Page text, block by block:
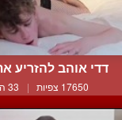
דדי אוהב להזריע
17650 צפיות | 33 המלצות